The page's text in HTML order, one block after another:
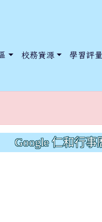
校務資源 學習評量
Google 仁和行事
Public/
Public/